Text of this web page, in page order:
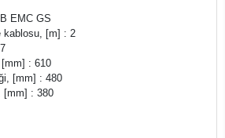
EMC GS
kablosu, [m] : 2
: 610
[mm] : 480
[mm] : 380